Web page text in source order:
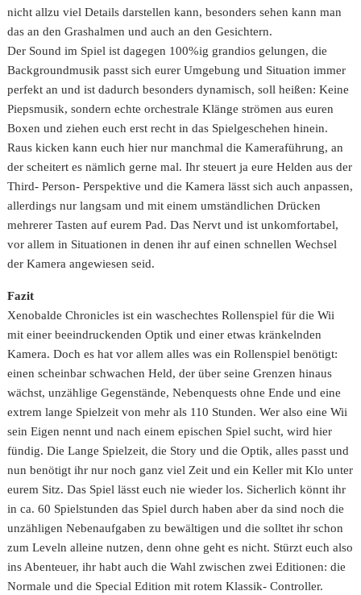
nicht allzu viel Details darstellen kann, besonders sehen kann man
das an den Grashalmen und auch an den Gesichtern.
Der Sound im Spiel ist dagegen 100%ig grandios gelungen, die
Backgroundmusik passt sich eurer Umgebung und Situation immer
perfekt an und ist dadurch besonders dynamisch, soll heißen: Keine
Piepsmusik, sondern echte orchestrale Klänge strömen aus euren
Boxen und ziehen euch erst recht in das Spielgeschehen hinein.
Raus kicken kann euch hier nur manchmal die Kameraführung, an
der scheitert es nämlich gerne mal. Ihr steuert ja eure Helden aus der
Third- Person- Perspektive und die Kamera lässt sich auch anpassen,
allerdings nur langsam und mit einem umständlichen Drücken
mehrerer Tasten auf eurem Pad. Das Nervt und ist unkomfortabel,
vor allem in Situationen in denen ihr auf einen schnellen Wechsel
der Kamera angewiesen seid.
Fazit
Xenobalde Chronicles ist ein waschechtes Rollenspiel für die Wii
mit einer beeindruckenden Optik und einer etwas kränkelnden
Kamera. Doch es hat vor allem alles was ein Rollenspiel benötigt:
einen scheinbar schwachen Held, der über seine Grenzen hinaus
wächst, unzählige Gegenstände, Nebenquests ohne Ende und eine
extrem lange Spielzeit von mehr als 110 Stunden. Wer also eine Wii
sein Eigen nennt und nach einem epischen Spiel sucht, wird hier
fündig. Die Lange Spielzeit, die Story und die Optik, alles passt und
nun benötigt ihr nur noch ganz viel Zeit und ein Keller mit Klo unter
eurem Sitz. Das Spiel lässt euch nie wieder los. Sicherlich könnt ihr
in ca. 60 Spielstunden das Spiel durch haben aber da sind noch die
unzähligen Nebenaufgaben zu bewältigen und die solltet ihr schon
zum Leveln alleine nutzen, denn ohne geht es nicht. Stürzt euch also
ins Abenteuer, ihr habt auch die Wahl zwischen zwei Editionen: die
Normale und die Special Edition mit rotem Klassik- Controller.